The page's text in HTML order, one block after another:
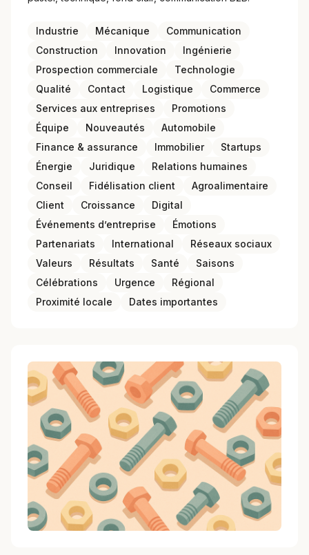
Industrie Mécanique
Communication
Construction
Innovation
Ingénierie
Prospection commerciale
Technologie
Qualité
Contact Logistique
Commerce
Services aux entreprises
Promotions
Équipe
Nouveautés
Automobile
Finance & assurance
Immobilier
Startups
Énergie
Juridique
Relations humaines
Conseil
Fidélisation client
Agroalimentaire
Client
Croissance
Digital
Événements d’entreprise
Émotions
Partenariats
International
Réseaux sociaux
Valeurs
Résultats Santé
Saisons
Célébrations
Urgence
Régional
Proximité locale
Dates importantes